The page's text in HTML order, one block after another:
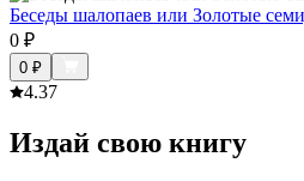
Беседы шалопаев или Золотые
0 ₽
0 ₽
4.37
Издай свою книгу